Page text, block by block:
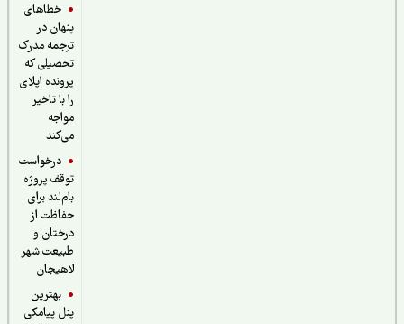
خطاهای
پنهان در
ترجمه مدرک
تحصیلی که
پرونده اپلای
را با تاخیر
درخواست
توقف پروژه
بام‌لند برای
حفاظت از
درختان و
طبیعت شهر
لاهیجان
بهترین
پنل پیامکی